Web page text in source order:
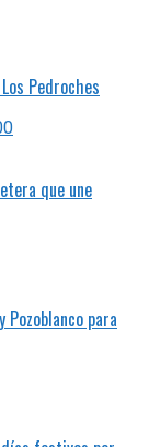
Pedroches
que une
para